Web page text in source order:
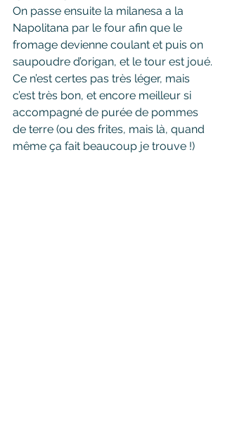
On passe ensuite la milanesa a la
Napolitana par le four afin que le
fromage devienne coulant et puis on
saupoudre d’origan, et le tour est joué.
Ce n’est certes pas très léger, mais
c’est très bon, et encore meilleur si
accompagné de purée de pommes
de terre (ou des frites, mais là, quand
même ça fait beaucoup je trouve !)